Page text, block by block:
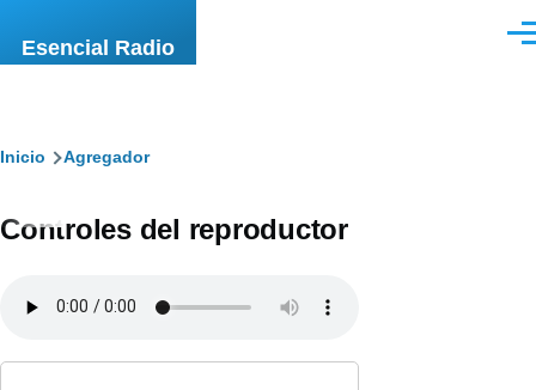
Esencial Radio
Ruta
navegación
Inicio Agregador
Controles del reproductor